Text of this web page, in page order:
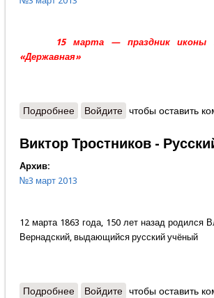
15 марта — праздник иконы
«Державная»
Подробнеео Протоиерей Александр
Войдите чтобы оставить
Виктор Тростников -
Архив:
№3 март 2013
12 марта 1863 года, 150 лет назад родился
Вернадский, выдающийся русский учёный
Подробнеео Виктор Тростников -
Войдите чтобы оставить